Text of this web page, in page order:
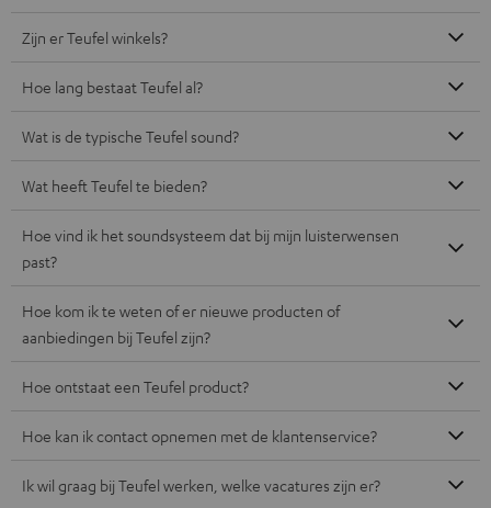
Zijn er Teufel winkels?
Hoe lang bestaat Teufel al?
Wat is de typische Teufel sound?
Wat heeft Teufel te bieden?
Hoe vind ik het soundsysteem dat bij mijn luisterwensen
past?
Hoe kom ik te weten of er nieuwe producten of
aanbiedingen bij Teufel zijn?
Hoe ontstaat een Teufel product?
Hoe kan ik contact opnemen met de klantenservice?
Ik wil graag bij Teufel werken, welke vacatures zijn er?